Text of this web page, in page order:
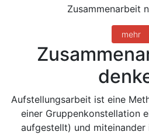
Zusammenarbeit
mehr
Aufstellungsarbeit ist eine
einer Gruppenkonstellation
aufgestellt) und miteinander